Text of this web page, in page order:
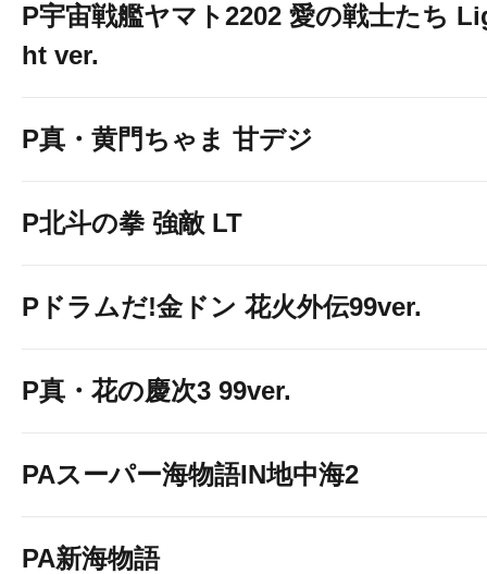
P宇宙戦艦ヤマト2202 愛の戦士たち
ht ver.
P真・黄門ちゃま 甘デジ
P北斗の拳 強敵 LT
Pドラムだ!金ドン 花火外伝99ver.
P真・花の慶次3 99ver.
PAスーパー海物語IN地中海2
PA新海物語